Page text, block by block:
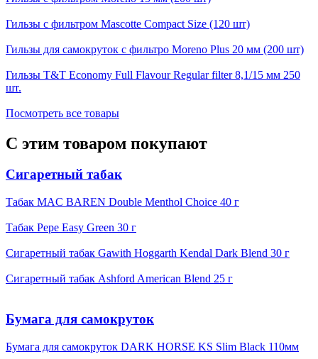
Гильзы с фильтром Mascotte Compact Size (120 шт)
Гильзы для самокруток с фильтро Moreno Plus 20 мм (200 шт)
Гильзы T&T Economy Full Flavour Regular filter 8,1/15 мм 250
шт.
Посмотреть все товары
С этим товаром покупают
Сигаретный табак
Табак MAC BAREN Double Menthol Choice 40 г
Табак Pepe Easy Green 30 г
Сигаретный табак Gawith Hoggarth Kendal Dark Blend 30 г
Сигаретный табак Ashford American Blend 25 г
Бумага для самокруток
Бумага для самокруток DARK HORSE KS Slim Black 110мм